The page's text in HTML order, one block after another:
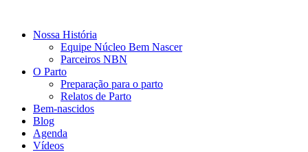
Nossa História
Equipe Núcleo Bem Nascer
Parceiros NBN
O Parto
Preparação para o parto
Relatos de Parto
Bem-nascidos
Blog
Agenda
Vídeos